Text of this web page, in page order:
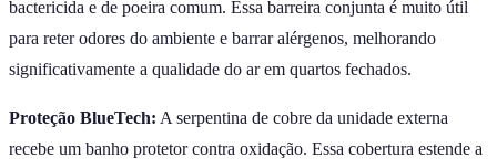
bactericida e de poeira comum. Essa barreira conjunta é muito útil
para reter odores do ambiente e barrar alérgenos, melhorando
significativamente a qualidade do ar em quartos fechados.
Proteção BlueTech: A serpentina de cobre da unidade externa
recebe um banho protetor contra oxidação. Essa cobertura estende a